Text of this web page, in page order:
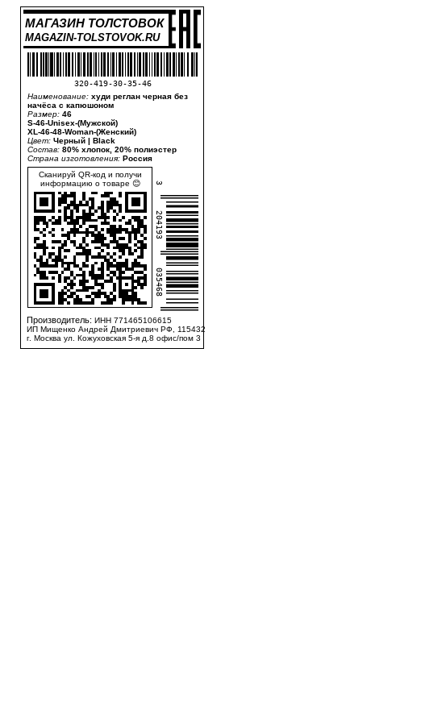
МАГАЗИН ТОЛСТОВОК
MAGAZIN-TOLSTOVOK.RU
320-419-30-35-46
Наименование: худи реглан черная без
начёса с капюшоном
Размер: 46
S-46-Unisex-(Мужской)
XL-46-48-Woman-(Женский)
Цвет: Черный | Black
Состав: 80% хлопок, 20% полиэстер
Страна изготовления: Россия
Сканируй QR-код и получи
информацию о товаре 😊
3
204193
035468
Производитель: ИНН 771465106615
ИП Мищенко Андрей Дмитриевич РФ, 115432
г. Москва ул. Кожуховская 5-я д.8 офис/пом 3